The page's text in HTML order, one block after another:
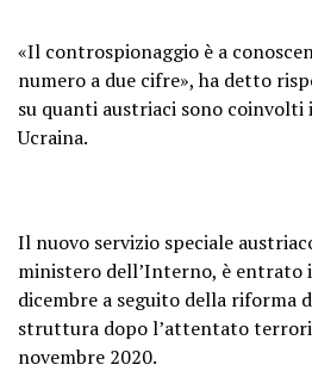
«Il controspionaggio è a
numero a due cifre», ha detto
su quanti austriaci sono
Ucraina.
Il nuovo servizio speciale
ministero dell’Interno, è entrato
dicembre a seguito della riforma
struttura dopo l’attentato
novembre 2020.